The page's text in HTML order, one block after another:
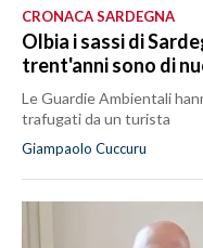
CRONACA SARDEGNA
Olbia i sassi di
trent'anni sono di
Le Guardie Ambientali
trafugati da un turista
Giampaolo Cuccuru